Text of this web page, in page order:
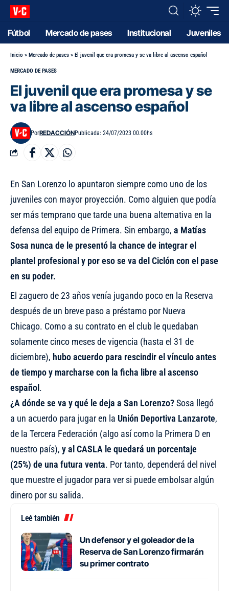
Fútbol Mercado de pases Institucional Juveniles
Inicio » Mercado de pases » El juvenil que era promesa y se va libre al ascenso español
MERCADO DE PASES
El juvenil que era promesa y se
va libre al ascenso español
PorREDACCIÓNPublicada: 24/07/2023 00.00hs
En San Lorenzo lo apuntaron siempre como uno de los
juveniles con mayor proyección. Como alguien que podía
ser más temprano que tarde una buena alternativa en la
defensa del equipo de Primera. Sin embargo, a Matías
Sosa nunca de le presentó la chance de integrar el
plantel profesional y por eso se va del Ciclón con el pase
en su poder.
El zaguero de 23 años venía jugando poco en la Reserva
después de un breve paso a préstamo por Nueva
Chicago. Como a su contrato en el club le quedaban
solamente cinco meses de vigencia (hasta el 31 de
diciembre), hubo acuerdo para rescindir el vínculo antes
de tiempo y marcharse con la ficha libre al ascenso
español .
¿A dónde se va y qué le deja a San Lorenzo?Sosa llegó
a un acuerdo para jugar en la Unión Deportiva Lanzarote,
de la Tercera Federación (algo así como la Primera D en
nuestro país), y al CASLA le quedará un porcentaje
(25%) de una futura venta. Por tanto, dependerá del nivel
que muestre el jugador para ver si puede embolsar algún
dinero por su salida.
Leé también
Un defensor y el goleador de la
Reserva de San Lorenzo firmarán
su primer contrato